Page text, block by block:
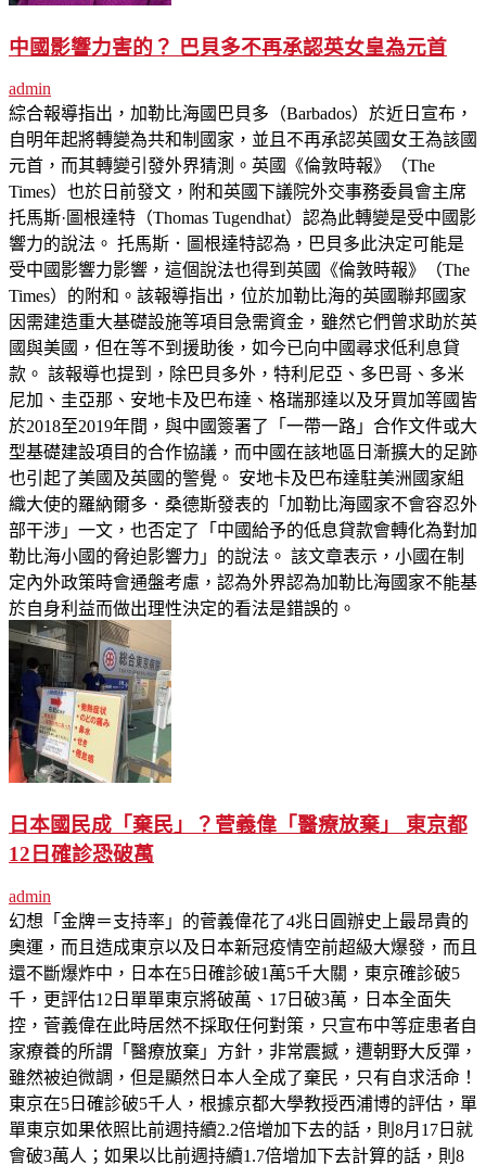
中國影響力害的？ 巴貝多不再承認英女皇為元首
admin
綜合報導指出，加勒比海國巴貝多（Barbados）於近日宣布，
自明年起將轉變為共和制國家，並且不再承認英國女王為該國
元首，而其轉變引發外界猜測。英國《倫敦時報》（The
Times）也於日前發文，附和英國下議院外交事務委員會主席
托馬斯·圖根達特（Thomas Tugendhat）認為此轉變是受中國影
響力的說法。 托馬斯．圖根達特認為，巴貝多此決定可能是
受中國影響力影響，這個說法也得到英國《倫敦時報》（The
Times）的附和。該報導指出，位於加勒比海的英國聯邦國家
因需建造重大基礎設施等項目急需資金，雖然它們曾求助於英
國與美國，但在等不到援助後，如今已向中國尋求低利息貸
款。 該報導也提到，除巴貝多外，特利尼亞、多巴哥、多米
尼加、圭亞那、安地卡及巴布達、格瑞那達以及牙買加等國皆
於2018至2019年間，與中國簽署了「一帶一路」合作文件或大
型基礎建設項目的合作協議，而中國在該地區日漸擴大的足跡
也引起了美國及英國的警覺。 安地卡及巴布達駐美洲國家組
織大使的羅納爾多．桑德斯發表的「加勒比海國家不會容忍外
部干涉」一文，也否定了「中國給予的低息貸款會轉化為對加
勒比海小國的脅迫影響力」的說法。 該文章表示，小國在制
定內外政策時會通盤考慮，認為外界認為加勒比海國家不能基
於自身利益而做出理性決定的看法是錯誤的。
日本國民成「棄民」？菅義偉「醫療放棄」 東京都
12日確診恐破萬
admin
幻想「金牌＝支持率」的菅義偉花了4兆日圓辦史上最昂貴的
奧運，而且造成東京以及日本新冠疫情空前超級大爆發，而且
還不斷爆炸中，日本在5日確診破1萬5千大關，東京確診破5
千，更評估12日單單東京將破萬、17日破3萬，日本全面失
控，菅義偉在此時居然不採取任何對策，只宣布中等症患者自
家療養的所謂「醫療放棄」方針，非常震撼，遭朝野大反彈，
雖然被迫微調，但是顯然日本人全成了棄民，只有自求活命！
東京在5日確診破5千人，根據京都大學教授西浦博的評估，單
單東京如果依照比前週持續2.2倍增加下去的話，則8月17日就
會破3萬人；如果以比前週持續1.7倍增加下去計算的話，則8